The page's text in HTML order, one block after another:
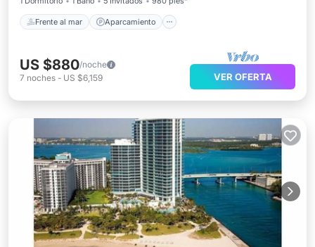
Frente al mar Aparcamiento
US $880/noche
7 noches - US $6,159 VER OFERTA